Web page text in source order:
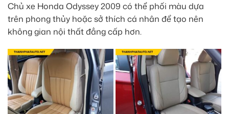
Chủ xe Honda Odyssey 2009 có thể phối màu dựa
trên phong thủy hoặc sở thích cá nhân để tạo nên
không gian nội thất đẳng cấp hơn.